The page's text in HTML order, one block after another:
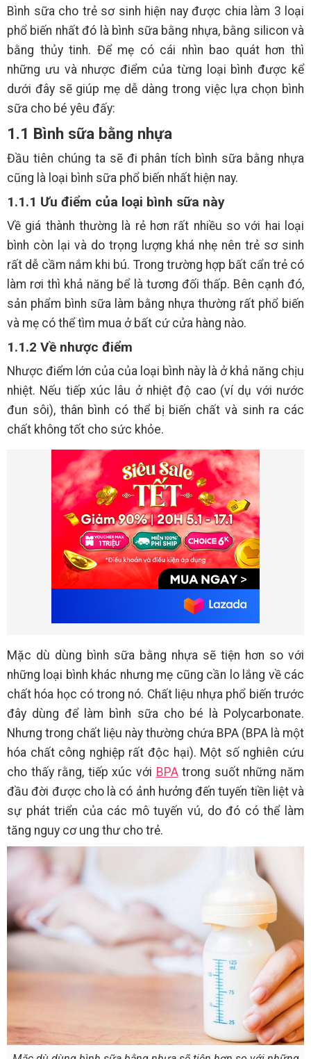
Bình sữa cho trẻ sơ sinh hiện nay được chia làm 3 loại
phổ biến nhất đó là bình sữa bằng nhựa, bằng silicon và
bằng thủy tinh. Để mẹ có cái nhìn bao quát hơn thì
những ưu và nhược điểm của từng loại bình được kể
dưới đây sẽ giúp mẹ dễ dàng trong việc lựa chọn bình
sữa cho bé yêu đấy:
1.1 Bình sữa bằng nhựa
Đầu tiên chúng ta sẽ đi phân tích bình sữa bằng nhựa
cũng là loại bình sữa phổ biến nhất hiện nay.
1.1.1 Ưu điểm của loại bình sữa này
Về giá thành thường là rẻ hơn rất nhiều so với hai loại
bình còn lại và do trọng lượng khá nhẹ nên trẻ sơ sinh
rất dễ cầm nắm khi bú. Trong trường hợp bất cẩn trẻ có
làm rơi thì khả năng bể là tương đối thấp. Bên cạnh đó,
sản phẩm bình sữa làm bằng nhựa thường rất phổ biến
và mẹ có thể tìm mua ở bất cứ cửa hàng nào.
1.1.2 Về nhược điểm
Nhược điểm lớn của của loại bình này là ở khả năng chịu
nhiệt. Nếu tiếp xúc lâu ở nhiệt độ cao (ví dụ với nước
đun sôi), thân bình có thể bị biến chất và sinh ra các
chất không tốt cho sức khỏe.
Mặc dù dùng bình sữa bằng nhựa sẽ tiện hơn so với
những loại bình khác nhưng mẹ cũng cần lo lắng về các
chất hóa học có trong nó. Chất liệu nhựa phổ biến trước
đây dùng để làm bình sữa cho bé là Polycarbonate.
Nhưng trong chất liệu này thường chứa BPA (BPA là một
hóa chất công nghiệp rất độc hại). Một số nghiên cứu
cho thấy rằng, tiếp xúc với BPAtrong suốt những năm
đầu đời được cho là có ảnh hưởng đến tuyến tiền liệt và
sự phát triển của các mô tuyến vú, do đó có thể làm
tăng nguy cơ ung thư cho trẻ.